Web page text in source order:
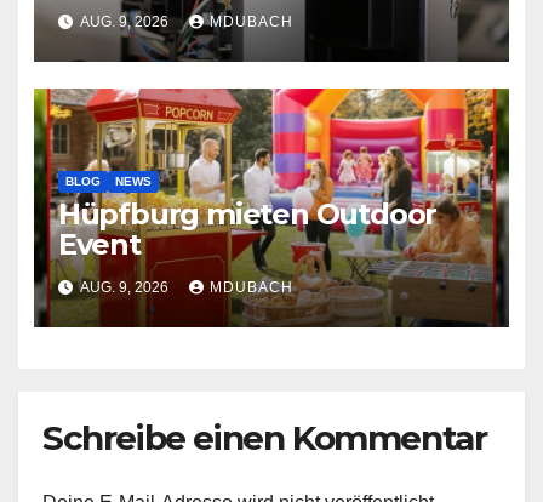
AUG. 9, 2026 MDUBACH
BLOG NEWS
Hüpfburg mieten Outdoor
Event
AUG. 9, 2026 MDUBACH
Schreibe einen Kommentar